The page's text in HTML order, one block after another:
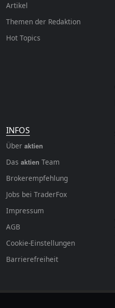
Artikel
Themen der Redaktion
Hot Topics
INFOS
Über aktien
Das aktien Team
Brokerempfehlung
Jobs bei TraderFox
Impressum
AGB
Cookie-Einstellungen
Barrierefreiheit